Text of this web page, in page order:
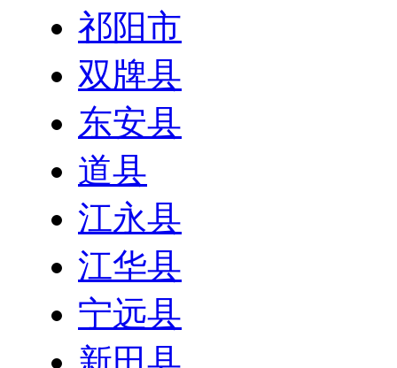
祁阳市
双牌县
东安县
道县
江永县
江华县
宁远县